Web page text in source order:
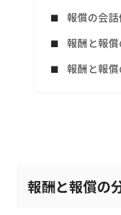
報償の会話
報酬と報
報酬と報
報酬と報償の